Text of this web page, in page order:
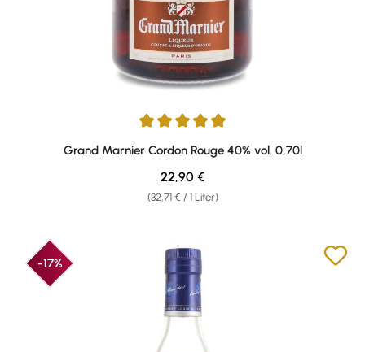
Durchschnittliche Bewertung von 4.92 von 5 Sternen
Grand Marnier Cordon Rouge 40% vol. 0,70l
(32,71 € / 1 Liter)
Regulärer Preis:
22,90 €
-17%